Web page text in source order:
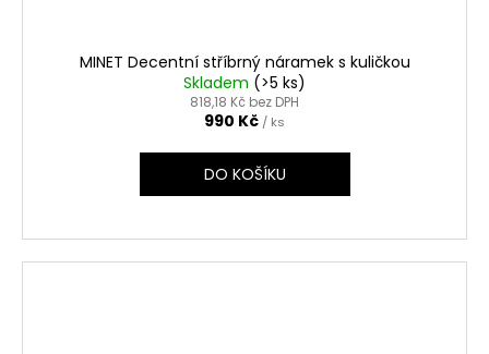
MINET Decentní stříbrný náramek s kuličkou
Skladem (>5 ks)
818,18 Kč bez DPH
990 Kč / ks
DO KOŠÍKU